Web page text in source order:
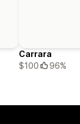
Carrara
$100
96%